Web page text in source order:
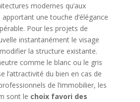
modernes qu’aux
une touche d’élégance
Pour les projets de
instantanément le visage
la structure existante.
comme le blanc ou le gris
l’attractivité du bien en cas de
de l’immobilier, les
sont le choix favori des